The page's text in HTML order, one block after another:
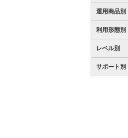
運用商品別
利用形態別
レベル別
サポート別